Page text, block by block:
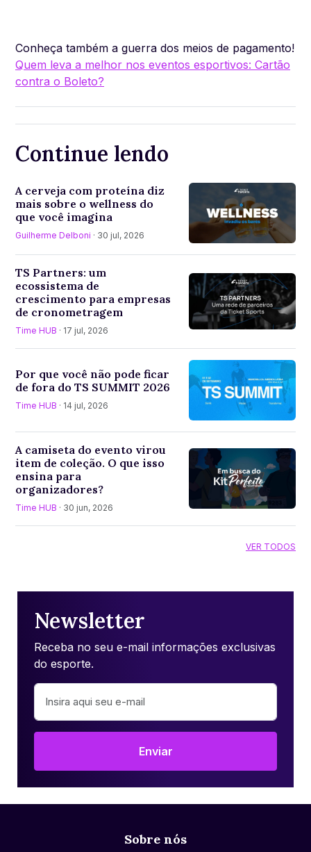
Conheça também a guerra dos meios de pagamento!
Quem leva a melhor nos eventos esportivos: Cartão
contra o Boleto?
Continue lendo
A cerveja com proteína diz
mais sobre o wellness do
que você imagina
Guilherme Delboni · 30 jul, 2026
TS Partners: um
ecossistema de
crescimento para empresas
de cronometragem
Time HUB · 17 jul, 2026
Por que você não pode ficar
de fora do TS SUMMIT 2026
Time HUB · 14 jul, 2026
A camiseta do evento virou
item de coleção. O que isso
ensina para
organizadores?
Time HUB · 30 jun, 2026
VER TODOS
Newsletter
Receba no seu e-mail informações exclusivas
do esporte.
Enviar
Sobre nós